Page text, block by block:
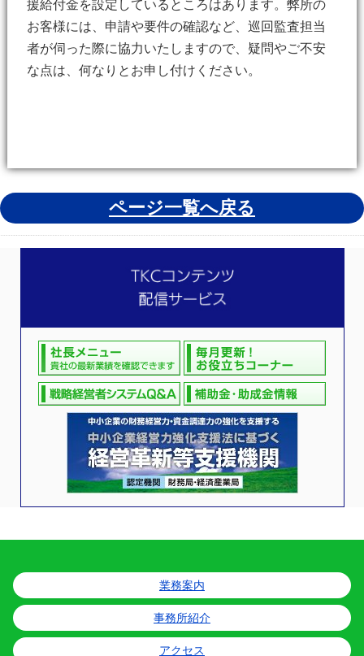
援給付金を設定しているところはあります。弊所の
お客様には、申請や要件の確認など、巡回監査担当
者が伺った際に協力いたしますので、疑問やご不安
な点は、何なりとお申し付けください。
ページ一覧へ戻る
業務案内
事務所紹介
アクセス